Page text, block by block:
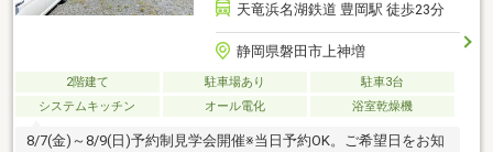
天竜浜名湖鉄道 豊岡駅 徒歩23分
静岡県磐田市上神増
2階建て 駐車場あり
駐車3台
システムキッチン
オール電化 浴室乾燥機
8/7(金)～8/9(日)予約制見学会開催※当日予約OK。ご希望日をお知